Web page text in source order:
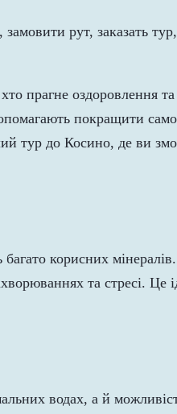
прагне оздоровлення та
покращити
тур до Косино, де ви
корисних
та стресі. Це
водах, а й